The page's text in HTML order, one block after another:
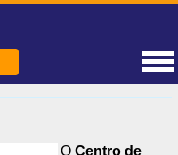
O Centro de